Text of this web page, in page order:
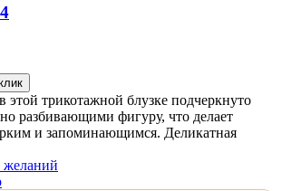
трикотажной блузке подчеркнуто
разбивающими фигуру, что делает
и запоминающимся. Деликатная
желаний